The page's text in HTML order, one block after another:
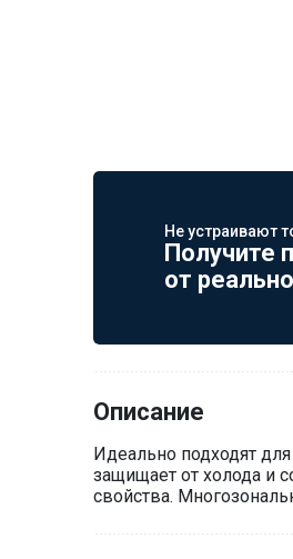
Не устраивают
Получите
от
Описание
Идеально подходят
защищает от холода и
свойства.